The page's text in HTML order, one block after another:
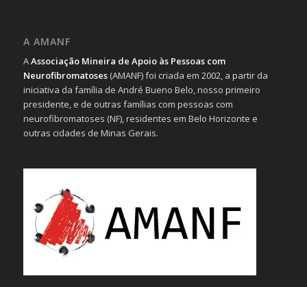
A AMANF
AAssociação Mineira de Apoio às Pessoas com
Neurofibromatoses(AMANF) foi criada em 2002, a partir da
iniciativa da família de André Bueno Belo, nosso primeiro
presidente, e de outras famílias com pessoas com
neurofibromatoses (NF), residentes em Belo Horizonte e
outras cidades de Minas Gerais.